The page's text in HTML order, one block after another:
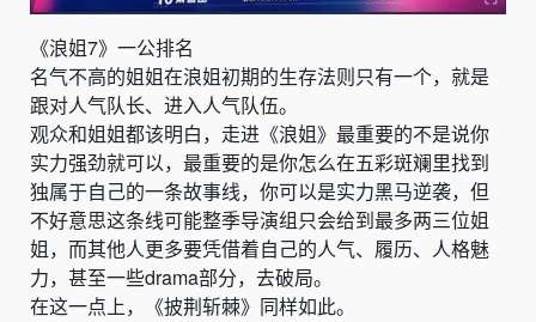
《浪姐7》一公排名
名气不高的姐姐在浪姐初期的生存法则只有一个，就是
跟对人气队长、进入人气队伍。
观众和姐姐都该明白，走进《浪姐》最重要的不是说你
实力强劲就可以，最重要的是你怎么在五彩斑斓里找到
独属于自己的一条故事线，你可以是实力黑马逆袭，但
不好意思这条线可能整季导演组只会给到最多两三位姐
姐，而其他人更多要凭借着自己的人气、履历、人格魅
力，甚至一些drama部分，去破局。
在这一点上，《披荆斩棘》同样如此。